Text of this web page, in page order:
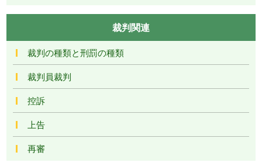
裁判関連
裁判の種類と刑罰の種類
裁判員裁判
控訴
上告
再審